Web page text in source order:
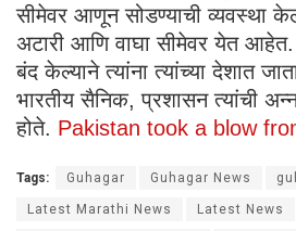
सीमेवर आणून सोडण्याची व्यवस्था
अटारी आणि वाघा सीमेवर येत
बंद केल्याने त्यांना त्यांच्या देशात
भारतीय सैनिक, प्रशासन त्यांची
होते. Pakistan took a blow
Tags: Guhagar Guhagar News
Latest Marathi News Latest News